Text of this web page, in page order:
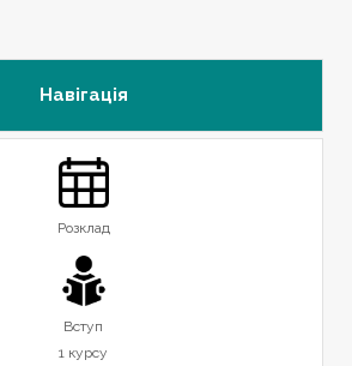
Навігація
Розклад
Вступ
1 курсу